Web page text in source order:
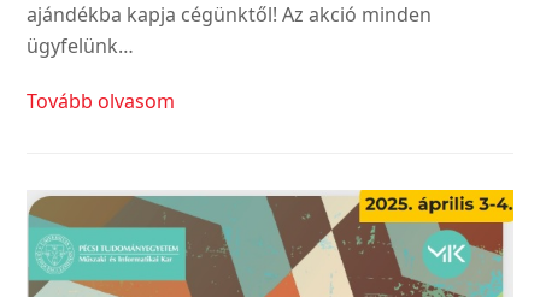
ajándékba kapja cégünktől! Az akció minden
ügyfelünk…
Tovább olvasom